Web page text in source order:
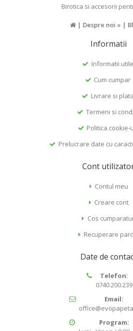
Birotica si accesorii
| Despre noi » |
Informatii
Informatii utile
Cum cumpar
Livrare si plata
Termeni si
Politica cookie-
Prelucrare date cu
Cont
Contul meu
Creare cont
Cos
Recuperare
Date de
Telefon:
0740.200.239
Email:
Program: